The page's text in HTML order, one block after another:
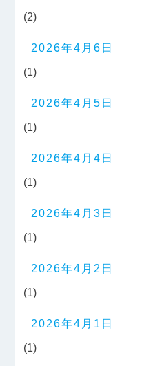
(2)
2026年4月6日
(1)
2026年4月5日
(1)
2026年4月4日
(1)
2026年4月3日
(1)
2026年4月2日
(1)
2026年4月1日
(1)